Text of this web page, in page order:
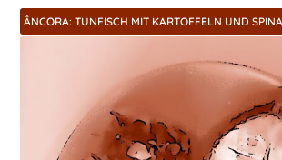
ÂNCORA: TUNFISCH MIT KARTOFFELN UND